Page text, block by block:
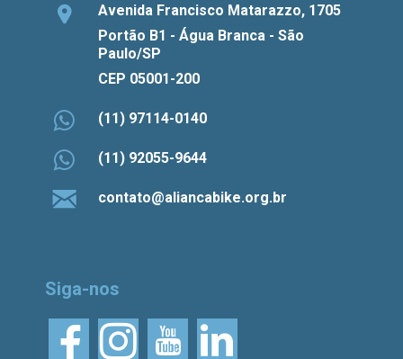
Avenida Francisco Matarazzo, 1705
Portão B1 - Água Branca - São
Paulo/SP
CEP 05001-200
(11) 97114-0140
(11) 92055-9644
contato@aliancabike.org.br
Siga-nos